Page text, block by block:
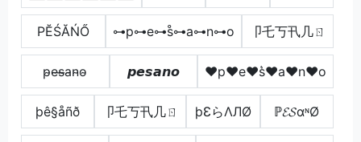
РĔŚĂŃŐ ⊶p⊶e⊶s̊⊶a⊶n⊶o 卩乇丂卂几ㄖ
p̴e̴s̴̶a̴n̴o̴ 𝙥𝙚𝙨𝙖𝙣𝙤 ♥p♥e♥s͛♥a♥n♥o
þê§åñð 卩乇丂卂几ㄖ þƐらΛЛØ ℙ𝓔𝓢αᶰØ